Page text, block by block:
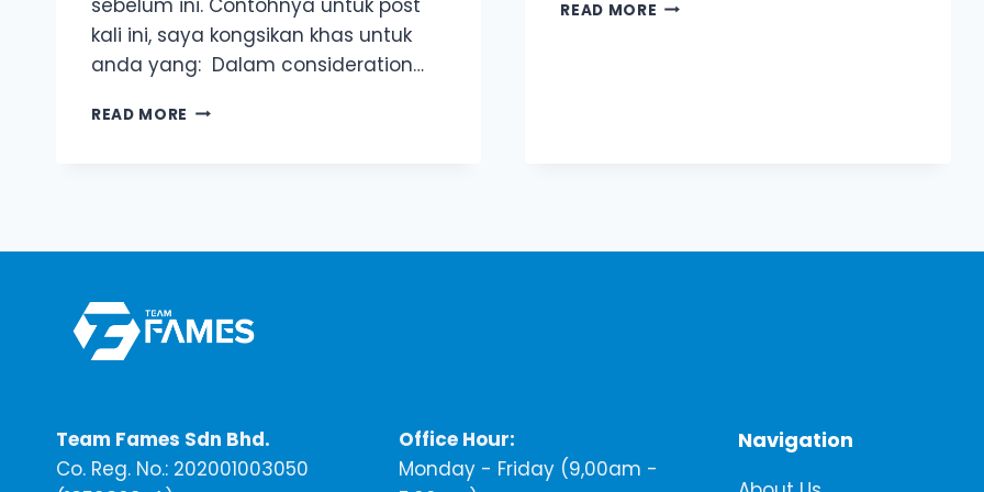
kali ini, saya kongsikan khas untuk
anda yang: Dalam consideration…
READ MORE 5
TAHU
RUN
IKLAN
ECOMMERCE.
READ MORE CARA
Team Fames Sdn Bhd.
Co. Reg. No.: 202001003050
Office Hour:
Monday - Friday (9,00am -
Navigation